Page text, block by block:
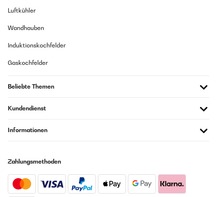
Luftkühler
Wandhauben
Induktionskochfelder
Gaskochfelder
Beliebte Themen
Kundendienst
Informationen
Zahlungsmethoden